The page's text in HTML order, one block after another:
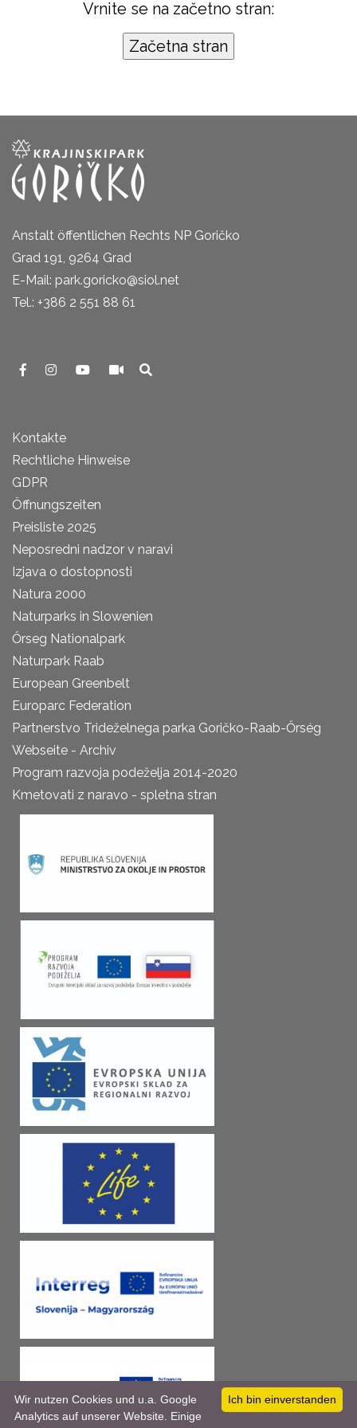
Vrnite se na začetno stran:
Anstalt öffentlichen Rechts NP Goričko
Grad 191, 9264 Grad
E-Mail: park.goricko@siol.net
Tel.: +386 2 551 88 61
Kontakte
Rechtliche Hinweise
GDPR
Öffnungszeiten
Preisliste 2025
Neposredni nadzor v naravi
Izjava o dostopnosti
Natura 2000
Naturparks in Slowenien
Őrseg Nationalpark
Naturpark Raab
European Greenbelt
Europarc Federation
Partnerstvo Trideželnega parka Goričko-Raab-Őrség
Webseite - Archiv
Program razvoja podeželja 2014-2020
Kmetovati z naravo - spletna stran
Ich bin einverstanden
Wir nutzen Cookies und u.a. Google
Analytics auf unserer Website. Einige